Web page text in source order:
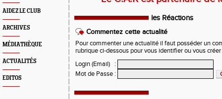
AIDEZ LE CLUB
ARCHIVES
MÉDIATHÈQUE
ACTUALITÉS
EDITOS
les Réactions
Commentez cette actualité
Pour commenter une actualité il faut posséder un
rubrique ci-dessous pour vous identifier ou vous
Login (Email)
:
Mot de Passe :